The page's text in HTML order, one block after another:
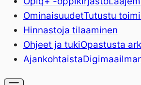
OminaisuudetTutustu
Hinnastoja tilaaminen
Ohjeet ja tukiOpastusta
Ajankohtaista